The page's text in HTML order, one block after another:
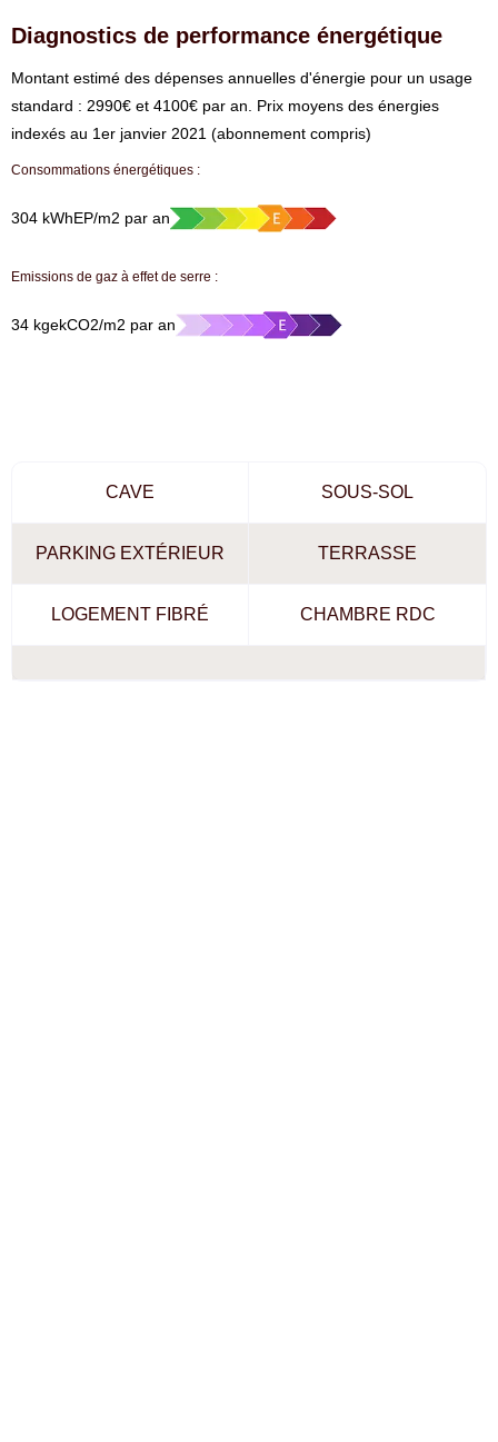
Diagnostics de performance énergétique
⁠Montant estimé des dépenses annuelles d'énergie pour un usage
standard : 2990€ et 4100€ par an. Prix moyens des énergies
indexés au 1er janvier 2021 (abonnement compris)
Consommations énergétiques :
304 kWhEP/m2 par an
Emissions de gaz à effet de serre :
34 kgekCO2/m2 par an
CAVE SOUS-SOL
PARKING EXTÉRIEUR TERRASSE
LOGEMENT FIBRÉ CHAMBRE RDC